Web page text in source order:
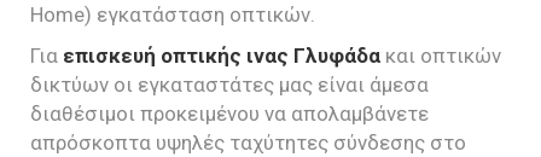
Home) εγκατάσταση οπτικών.
Για επισκευή οπτικής ινας Γλυφάδα και οπτικών
δικτύων οι εγκαταστάτες μας είναι άμεσα
διαθέσιμοι προκειμένου να απολαμβάνετε
απρόσκοπτα υψηλές ταχύτητες σύνδεσης στο